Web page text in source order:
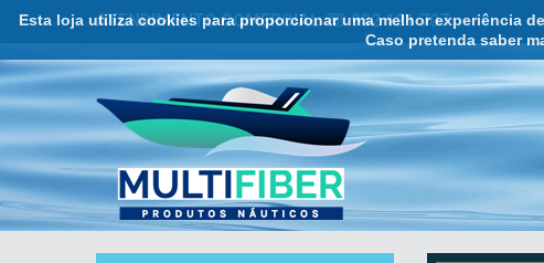
Esta loja utiliza cookies para proporcionar uma melhor experiência
Caso pretenda saber
ATENDIMENTO COMERCIAL ☏ 932 121 707